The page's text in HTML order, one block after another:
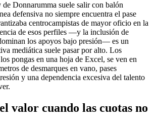
Donnarumma suele salir con balón
defensiva no siempre encuentra el pase
centrocampistas de mayor oficio en la
de esos perfiles —y la inclusión de
los apoyos bajo presión— es un
mediática suele pasar por alto. Los
pongas en una hoja de Excel, se ven en
de desmarques en vano, pases
y una dependencia excesiva del talento
valor cuando las cuotas no